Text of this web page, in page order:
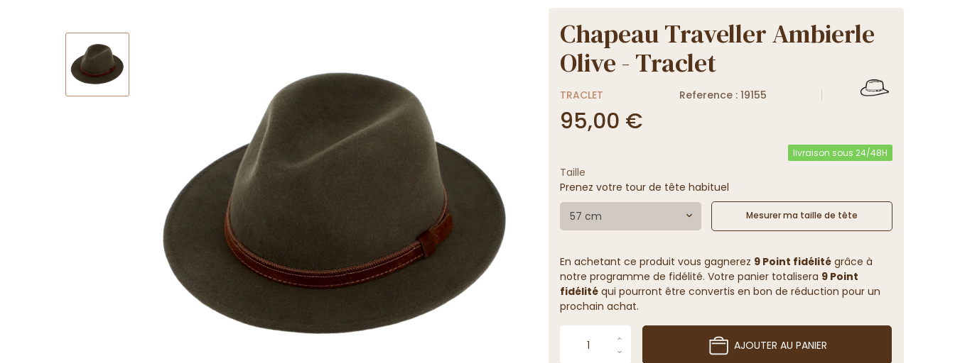
Chapeau Traveller Ambierle
Olive - Traclet
TRACLET Reference : 19155
95,00 €
livraison sous 24/48H
Taille
Prenez votre tour de tête habituel
57 cm Mesurer ma taille de tête
En achetant ce produit vous gagnerez 9 Point fidélitégrâce à
notre programme de fidélité. Votre panier totalisera 9 Point
fidélitéqui pourront être convertis en bon de réduction pour un
prochain achat.
AJOUTER AU PANIER